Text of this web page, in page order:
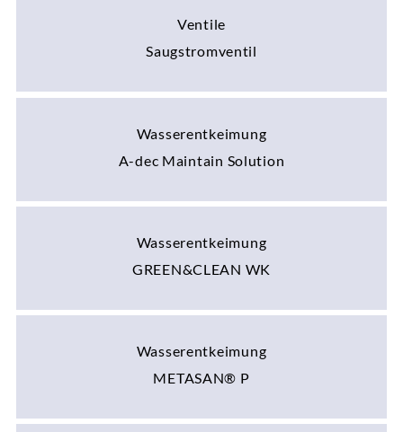
Ventile
Saugstromventil
Wasserentkeimung
A-dec Maintain Solution
Wasserentkeimung
GREEN&CLEAN WK
Wasserentkeimung
METASAN® P